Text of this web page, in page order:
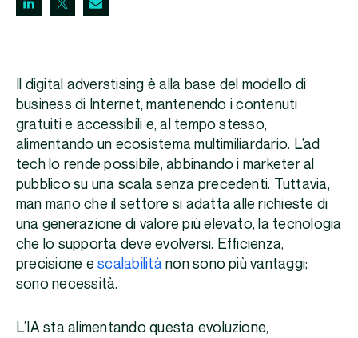
Il digital adverstising è alla base del modello di
business di Internet, mantenendo i contenuti
gratuiti e accessibili e, al tempo stesso,
alimentando un ecosistema multimiliardario. L’ad
tech lo rende possibile, abbinando i marketer al
pubblico su una scala senza precedenti. Tuttavia,
man mano che il settore si adatta alle richieste di
una generazione di valore più elevato, la tecnologia
che lo supporta deve evolversi. Efficienza,
precisione escalabilitànon sono più vantaggi;
sono necessità.
L’IA sta alimentando questa evoluzione,